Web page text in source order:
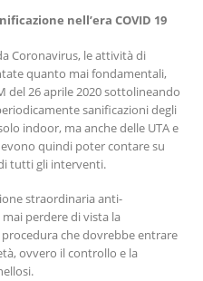
nell’era COVID 19
Coronavirus, le attività di
quanto mai fondamentali,
del 26 aprile 2020 sottolineando
sanificazioni degli
indoor, ma anche delle UTA e
quindi poter contare su
tutti gli interventi.
straordinaria anti-
perdere di vista la
che dovrebbe entrare
ovvero il controllo e la